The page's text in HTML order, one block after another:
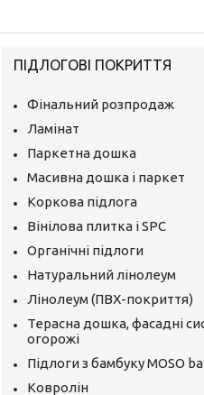
ПІДЛОГОВІ ПОКРИТТЯ
Фінальний розпродаж
Ламінат
Паркетна дошка
Масивна дошка і паркет
Коркова підлога
Вінілова плитка і SPC
Органічні підлоги
Натуральний лінолеум
Лінолеум (ПВХ-покриття)
Терасна дошка, фасадні
огорожі
Підлоги з бамбуку MOSO
Ковролін